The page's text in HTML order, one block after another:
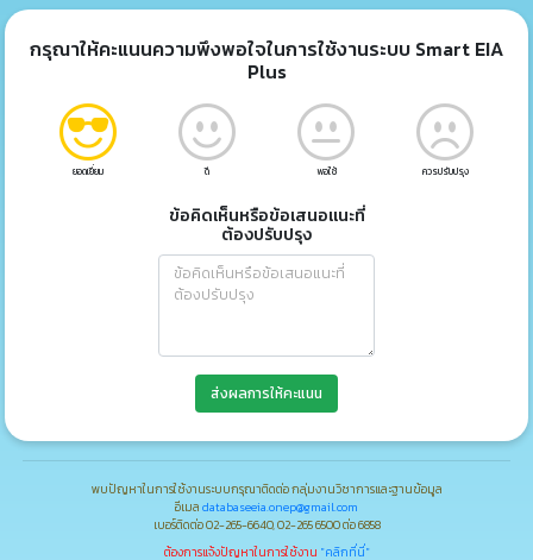
กรุณาให้คะแนนความพึงพอใจในการใช้งานระบบ Smart EIA
Plus
ยอดเยี่ยม ดี พอใช้ ควรปรับปรุง
ข้อคิดเห็นหรือข้อเสนอแนะที่
ต้องปรับปรุง
ส่งผลการให้คะแนน
พบปัญหาในการใช้งานระบบกรุณาติดต่อ กลุ่มงานวิชาการและฐานข้อมูล
อีเมล databaseeia.onep@gmail.com
เบอร์ติดต่อ 02-265-6640, 02-265 6500 ต่อ 6858
ต้องการแจ้งปัญหาในการใช้งาน "คลิกที่นี่"